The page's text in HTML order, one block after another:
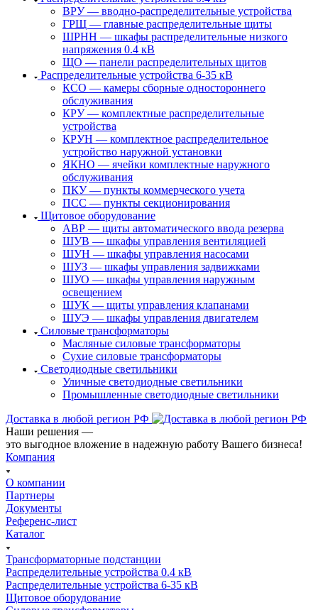
ВРУ — вводно-распределительные устройства
ГРЩ — главные распределительные щиты
ШРНН — шкафы распределительные низкого
напряжения 0.4 кВ
ЩО — панели распределительных щитов
Распределительные устройства 6-35 кВ
КСО — камеры сборные одностороннего
обслуживания
КРУ — комплектные распределительные
устройства
КРУН — комплектное распределительное
устройство наружной установки
ЯКНО — ячейки комплектные наружного
обслуживания
ПКУ — пункты коммерческого учета
ПСС — пункты секционирования
Щитовое оборудование
АВР — щиты автоматического ввода резерва
ШУВ — шкафы управления вентиляцией
ШУН — шкафы управления насосами
ШУЗ — шкафы управления задвижками
ШУО — шкафы управления наружным
освещением
ШУК — щиты управления клапанами
ШУЭ — шкафы управления двигателем
Силовые трансформаторы
Масляные силовые трансформаторы
Сухие силовые трансформаторы
Светодиодные светильники
Уличные светодиодные светильники
Промышленные светодиодные светильники
Доставка в любой регион РФ
Наши решения —
это выгодное вложение в надежную работу Вашего бизнеса!
Компания
О компании
Партнеры
Документы
Референс-лист
Каталог
Трансформаторные подстанции
Распределительные устройства 0.4 кВ
Распределительные устройства 6-35 кВ
Щитовое оборудование